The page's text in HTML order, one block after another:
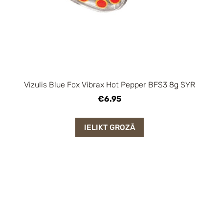
Vizulis Blue Fox Vibrax Hot Pepper BFS3 8g SYR
€6.95
IELIKT GROZĀ